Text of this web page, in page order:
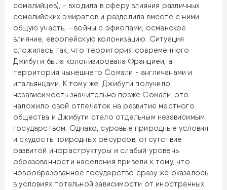
сомалийцев), - входила в сферу влияния различных
сомалийских эмиратов и разделила вместе с ними
общую участь, - войны с эфиопами, османское
влияние, европейскую колонизацию. Ситуация
сложилась так, что территория современного
Джибути была колонизирована Францией, а
территория нынешнего Сомали - англичанами и
итальянцами. К тому же, Джибути получило
независимость значительно позже Сомали, это
наложило свой отпечаток на развитие местного
общества и Джибути стало отдельным независимым
государством. Однако, суровые природные условия
и скудость природных ресурсов, отсутствие
развитой инфраструктуры и слабый уровень
образованности населения привели к тому, что
новообразованное государство сразу же оказалось
в условиях тотальной зависимости от иностранных